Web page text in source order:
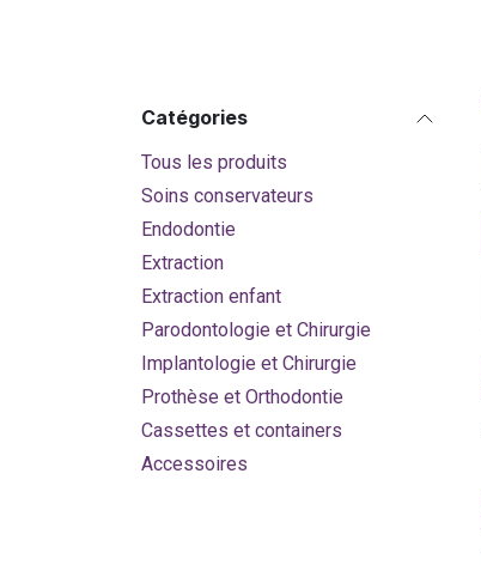
Catégories
Tous les produits
Soins conservateurs
Endodontie
Extraction
Extraction enfant
Parodontologie et Chirurgie
Implantologie et Chirurgie
Prothèse et Orthodontie
Cassettes et containers
Accessoires